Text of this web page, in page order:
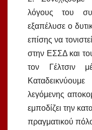
λόγους του
εξαπέλυσε ο
επίσης να
στην ΕΣΣΔ και
τον Γέλτσιν
λεγόμενης
εμποδίζει την
πραγματικού